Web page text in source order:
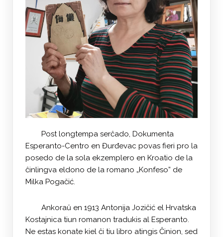
Post longtempa serĉado, Dokumenta
Esperanto-Centro en Đurđevac povas fieri pro la
posedo de la sola ekzemplero en Kroatio de la
ĉinlingva eldono de la romano „Konfeso” de
Milka Pogačić.
Ankoraŭ en 1913 Antonija Jozičić el Hrvatska
Kostajnica tiun romanon tradukis al Esperanto.
Ne estas konate kiel ĉi tiu libro atingis Ĉinion, sed